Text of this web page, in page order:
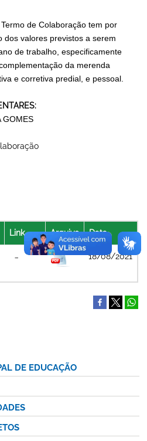
de Colaboração tem por
dos valores previstos a serem
de trabalho, especificamente
da merenda
e corretiva predial, e pessoal.
GOMES
Link Arquivo Data
18/08/2021
DE EDUCAÇÃO